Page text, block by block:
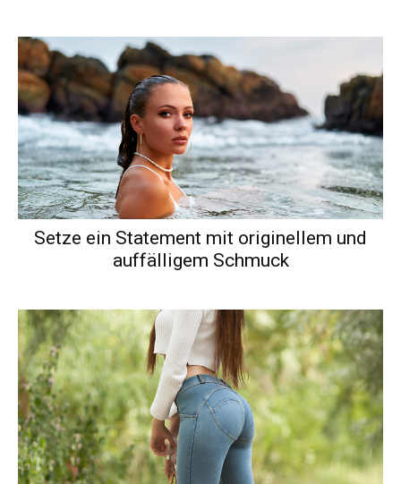
Setze ein Statement mit originellem und
auffälligem Schmuck